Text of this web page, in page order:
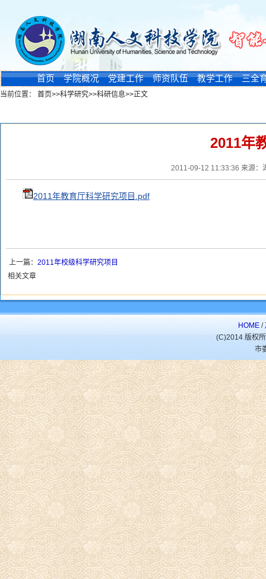
首页 学院概况 党建工作 师资队伍 教学工作 三全
当前位置： 首页>>科学研究>>科研信息>>正文
2011年
2011-09-12 11:33:36 来源：
2011年教育厅科学研究项目.pdf
上一篇： 2011年校级科学研究项目
相关文章
HOME /
(C)2014 版权
市